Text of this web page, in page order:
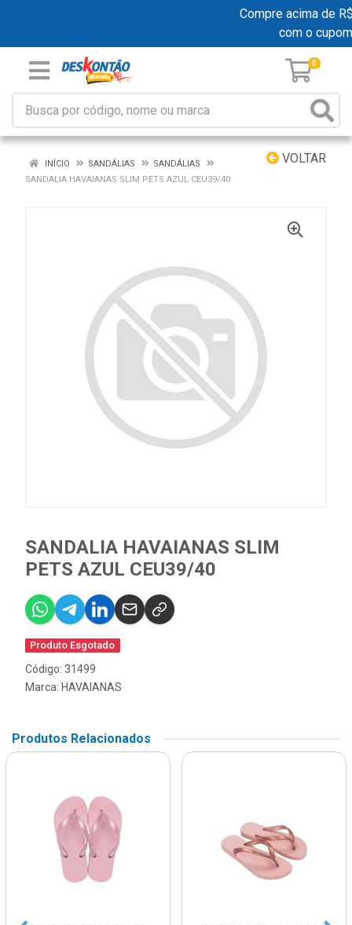
Compre acima de
com o
0
VOLTAR
INÍCIO SANDÁLIAS
SANDÁLIAS
SANDALIA HAVAIANAS SLIM PETS AZUL CEU39/40
SANDALIA HAVAIANAS SLIM
PETS AZUL CEU39/40
Produto Esgotado
Código: 31499
Marca: HAVAIANAS
Produtos Relacionados